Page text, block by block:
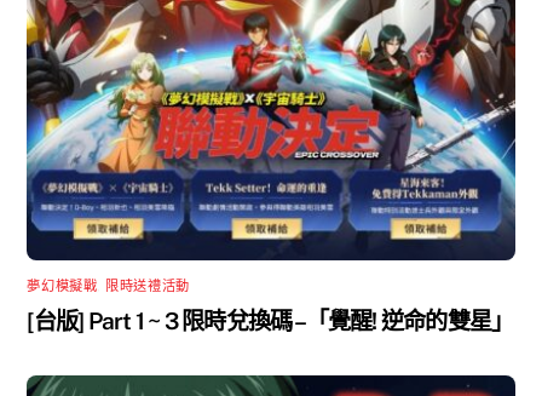
夢幻模擬戰 限時送禮活動
[台版] Part 1 ~ 3 限時兌換碼 –「覺醒! 逆命的雙星」